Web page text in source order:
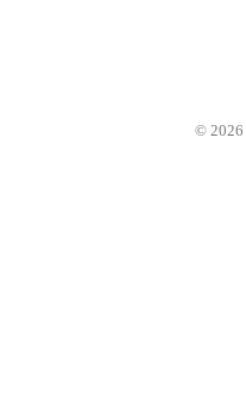
© 2026